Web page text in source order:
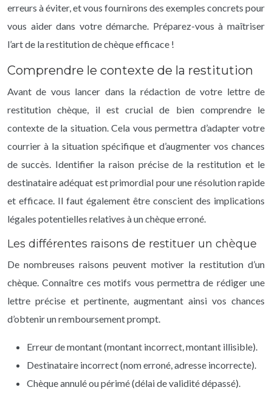
erreurs à éviter, et vous fournirons des exemples concrets pour
vous aider dans votre démarche. Préparez-vous à maîtriser
l’art de la restitution de chèque efficace !
Comprendre le contexte de la restitution
Avant de vous lancer dans la rédaction de votre lettre de
restitution chèque, il est crucial de bien comprendre le
contexte de la situation. Cela vous permettra d’adapter votre
courrier à la situation spécifique et d’augmenter vos chances
de succès. Identifier la raison précise de la restitution et le
destinataire adéquat est primordial pour une résolution rapide
et efficace. Il faut également être conscient des implications
légales potentielles relatives à un chèque erroné.
Les différentes raisons de restituer un chèque
De nombreuses raisons peuvent motiver la restitution d’un
chèque. Connaître ces motifs vous permettra de rédiger une
lettre précise et pertinente, augmentant ainsi vos chances
d’obtenir un remboursement prompt.
Erreur de montant (montant incorrect, montant illisible).
Destinataire incorrect (nom erroné, adresse incorrecte).
Chèque annulé ou périmé (délai de validité dépassé).